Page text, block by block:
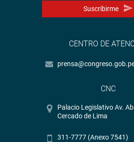
Suscribirme
CENTRO DE
CNC
Palacio Legislativo Av.
Cercado de Lima
311-7777 (Anexo 7541)